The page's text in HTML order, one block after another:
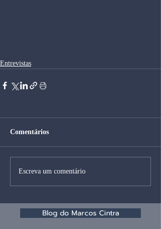
Entrevistas
Comentários
Escreva um comentário
Blog do Marcos Cintra